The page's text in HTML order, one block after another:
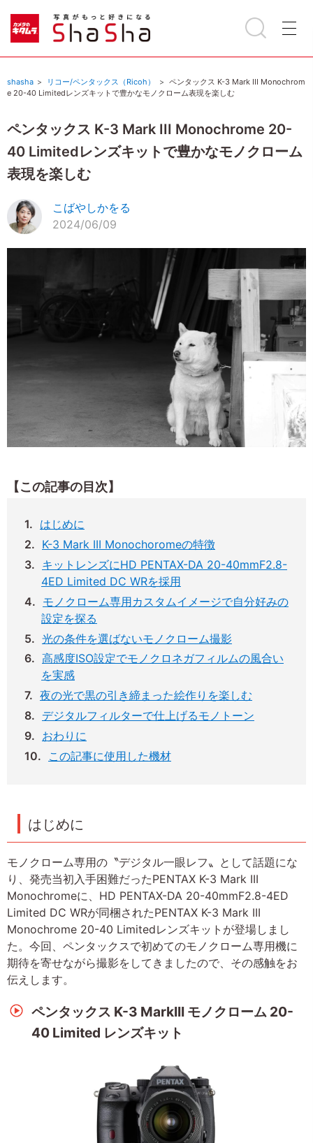
shasha リコー/ペンタックス（Ricoh）
ペンタックス K-3 Mark III Monochrom
e 20-40 Limitedレンズキットで豊かなモノクローム表現を楽しむ
ペンタックス K-3 Mark III Monochrome 20-
40 Limitedレンズキットで豊かなモノクローム
表現を楽しむ
こばやしかをる
2024/06/09
【この記事の目次】
はじめに
K-3 Mark III Monochoromeの特徴
キットレンズにHD PENTAX-DA 20-40mmF2.8-
4ED Limited DC WRを採用
モノクローム専用カスタムイメージで自分好みの
設定を探る
光の条件を選ばないモノクローム撮影
高感度ISO設定でモノクロネガフィルムの風合い
を実感
夜の光で黒の引き締まった絵作りを楽しむ
デジタルフィルターで仕上げるモノトーン
おわりに
この記事に使用した機材
はじめに
モノクローム専用の〝デジタル一眼レフ〟として話題にな
り、発売当初入手困難だったPENTAX K-3 Mark III
Monochromeに、HD PENTAX-DA 20-40mmF2.8-4ED
Limited DC WRが同梱されたPENTAX K-3 Mark III
Monochrome 20-40 Limitedレンズキットが登場しまし
た。今回、ペンタックスで初めてのモノクローム専用機に
期待を寄せながら撮影をしてきましたので、その感触をお
伝えします。
ペンタックス K-3 MarkIII モノクローム 20-
40 Limited レンズキット